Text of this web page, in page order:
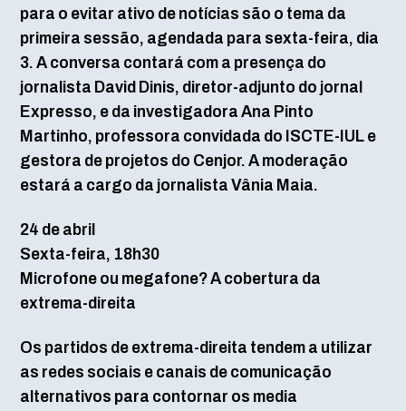
para o evitar ativo de notícias são o tema da
primeira sessão, agendada para sexta-feira, dia
3. A conversa contará com a presença do
jornalista David Dinis, diretor-adjunto do jornal
Expresso, e da investigadora Ana Pinto
Martinho, professora convidada do ISCTE-IUL e
gestora de projetos do Cenjor. A moderação
estará a cargo da jornalista Vânia Maia.
24 de abril
Sexta-feira, 18h30
Microfone ou megafone? A cobertura da
extrema-direita
Os partidos de extrema-direita tendem a utilizar
as redes sociais e canais de comunicação
alternativos para contornar os media